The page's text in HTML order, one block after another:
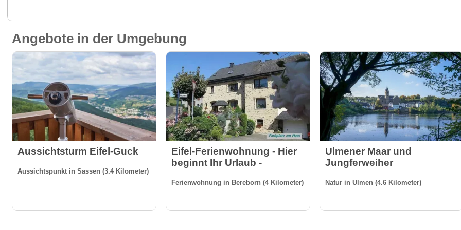
Angebote in der Umgebung
Aussichtsturm Eifel-Guck
Aussichtspunkt in Sassen (3.4 Kilometer)
Eifel-Ferienwohnung - Hier
beginnt Ihr Urlaub -
Ferienwohnung in Bereborn (4 Kilometer)
Ulmener Maar und
Jungferweiher
Natur in Ulmen (4.6 Kilometer)